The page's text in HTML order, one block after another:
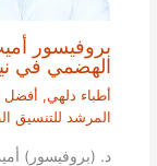
بروفيسور
الهضمي في
أطباء دلهي, أفضل
المرشد للتنسيق
د. (بروفيسور)